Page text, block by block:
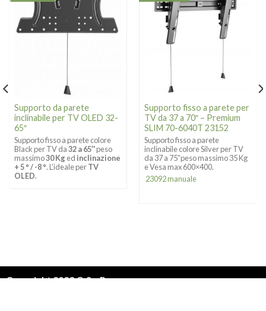
Supporto da parete
inclinabile per TV OLED 32-
65″
Supporto fisso a parete colore
Black per TV da32 a 65″peso
massimo30 Kg ed inclinazione
+ 5 ° / -8 °. L’ideale perTV
OLED.
Supporto fisso a parete per
TV da 37 a 70″ – Premium
SLIM 70-6040T 23152
Supporto fisso a parete
inclinabile colore Silver per TV
da 37 a 75″peso massimo 35 Kg
e Vesa max 600×400.
23092 manuale
Copyright 2023 © So.Par